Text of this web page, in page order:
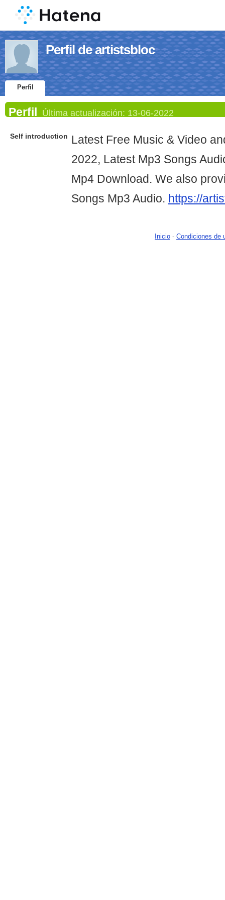
Perfil de artistsbloc
Perfil
Perfil Última actualización: 13-06-2022
Self introduction
Latest Free Music & Video
2022, Latest Mp3 Songs
Mp4 Download. We also
Songs Mp3 Audio. https://
Inicio - Condiciones de